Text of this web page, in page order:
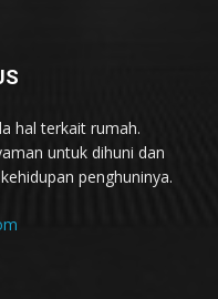
hal terkait rumah.
untuk dihuni dan
penghuninya.